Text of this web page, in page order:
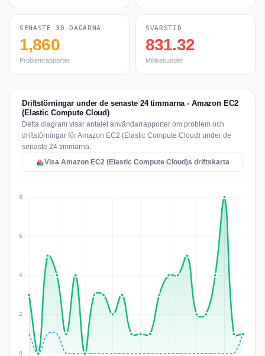
SENASTE 30 DAGARNA
1,860
Problemrapporter
SVARSTID
831.32
Millisekunder
Driftstörningar under de senaste 24 timmarna - Amazon EC2
(Elastic Compute Cloud)
Detta diagram visar antalet användarrapporter om problem och
driftstörningar för Amazon EC2 (Elastic Compute Cloud) under de
senaste 24 timmarna.
Visa Amazon EC2 (Elastic Compute Cloud)s driftskarta